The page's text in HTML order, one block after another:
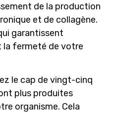
de la production
et de collagène.
garantissent
la fermeté de votre
le cap de vingt-cinq
plus produites
organisme. Cela